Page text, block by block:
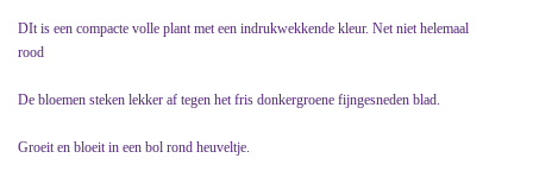
DIt is een compacte volle plant met een indrukwekkende kleur. Net niet helemaal
rood
De bloemen steken lekker af tegen het fris donkergroene fijngesneden blad.
Groeit en bloeit in een bol rond heuveltje.